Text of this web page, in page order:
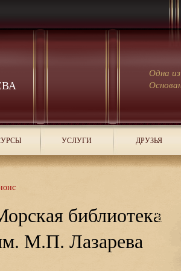
Одна
УСЛУГИ ДРУЗЬЯ
библиотека
М.П. Лазарева